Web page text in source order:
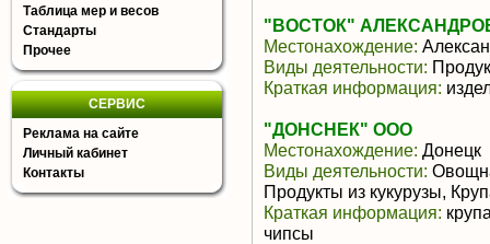
Таблица мер и весов
Стандарты
Прочее
СЕРВИС
Реклама на сайте
Личный кабинет
Контакты
"ВОСТОК"
Местонахождение:
Виды деятельности:
Краткая информация:
"ДОНСНЕК" ООО
Местонахождение: Донецк
Виды деятельности:
Продукты из кукурузы,
Краткая информация:
чипсы